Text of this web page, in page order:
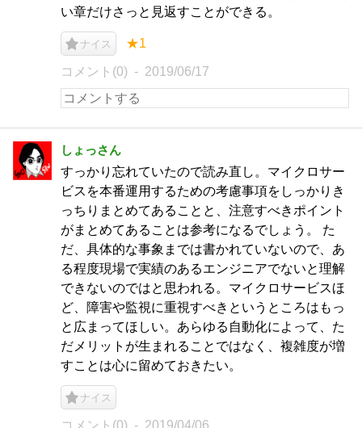
い章だけさっと見返すことができる。
ナイス ★1
コメント(0) 2019/06/17
しょっさん
すっかり忘れていたので読み直し。マイクロサー
ビスを本番運用するための考慮事項をしっかりき
っちりまとめてあることと、注意すべきポイント
がまとめてあることは参考になるでしょう。 た
だ、具体的な事象までは書かれていないので、あ
る程度現場で実績のあるエンジニアでないと理解
できないのではと思われる。マイクロサービスほ
ど、障害や監視に重視すべきというところはもっ
と広まってほしい。あらゆる自動化によって、た
だメリットが生まれることではなく、複雑度が増
すことは心に留めておきたい。
ナイス
コメント(0) 2019/04/06